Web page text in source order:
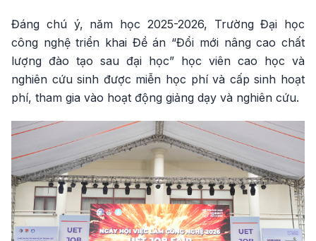
Đáng chú ý, năm học 2025-2026, Trường Đại học
công nghệ triển khai Đề án “Đổi mới nâng cao chất
lượng đào tạo sau đại học” học viên cao học và
nghiên cứu sinh được miễn học phí và cấp sinh hoạt
phí, tham gia vào hoạt động giảng dạy và nghiên cứu.